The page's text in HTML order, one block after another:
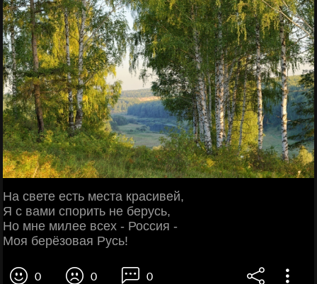
На свете есть места красивей,
Я с вами спорить не берусь,
Но мне милее всех - Россия -
Моя берёзовая Русь!
0 0 0